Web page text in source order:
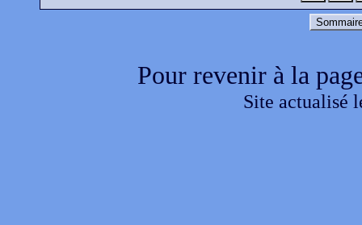
Pour revenir à la
Site actualisé